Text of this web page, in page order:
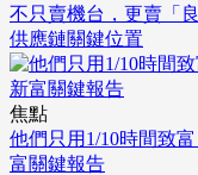
不只賣機台，更賣「
供應鏈關鍵位置
焦點
他們只用1/10時間致
富關鍵報告